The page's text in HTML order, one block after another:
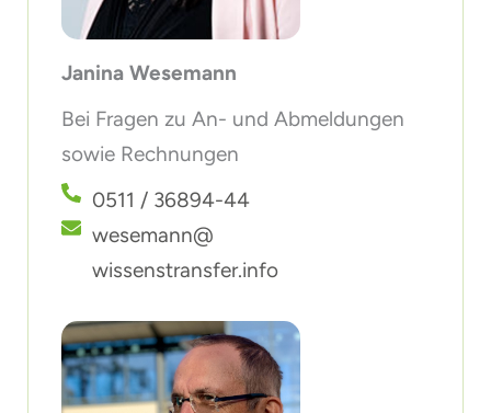
Janina Wesemann
Bei Fragen zu An- und Abmeldungen
sowie Rechnungen
0511 / 36894-44
wesemann@
wissenstransfer.info